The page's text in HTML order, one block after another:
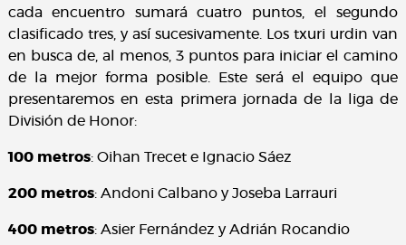
cada encuentro sumará cuatro puntos, el segundo
clasificado tres, y así sucesivamente. Los txuri urdin van
en busca de, al menos, 3 puntos para iniciar el camino
de la mejor forma posible. Este será el equipo que
presentaremos en esta primera jornada de la liga de
División de Honor:
100 metros: Oihan Trecet e Ignacio Sáez
200 metros: Andoni Calbano y Joseba Larrauri
400 metros: Asier Fernández y Adrián Rocandio